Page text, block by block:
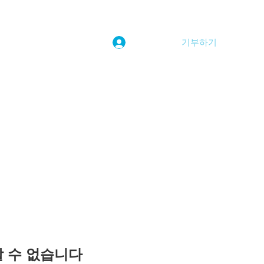
기부하기
수 없습니다